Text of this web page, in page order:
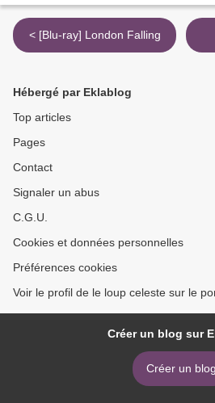
< [Blu-ray] London Falling
Hébergé par Eklablog
Top articles
Pages
Contact
Signaler un abus
C.G.U.
Cookies et données personnelles
Préférences cookies
Voir le profil de le loup celeste sur le
Créer un blog sur
Créer un blog